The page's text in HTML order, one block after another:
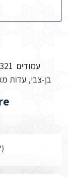
בן-צבי, עדות מאת
פנקס